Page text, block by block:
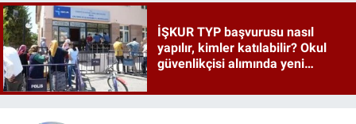
İŞKUR TYP başvurusu nasıl
yapılır, kimler katılabilir? Okul
güvenlikçisi alımında yeni